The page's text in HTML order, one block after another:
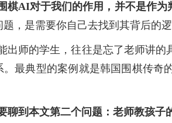
棋AI对于我们的作用，并不是作为
题，是需要你自己去找到其背后的
出师的学生，往往是忘了老师讲
。最典型的案例就是韩国围棋传奇
聊到本文第二个问题：老师教孩子